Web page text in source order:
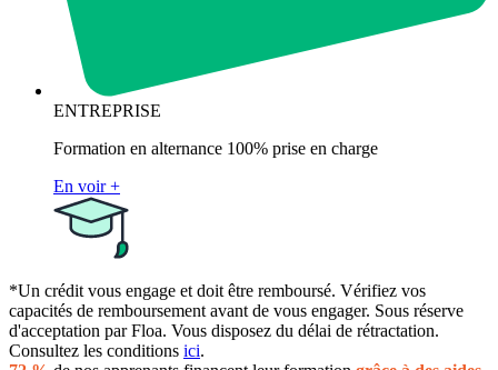
ENTREPRISE
Formation en alternance 100% prise en charge
En voir +
*Un crédit vous engage et doit être remboursé. Vérifiez vos
capacités de remboursement avant de vous engager. Sous réserve
d'acceptation par Floa. Vous disposez du délai de rétractation.
Consultez les conditions ici.